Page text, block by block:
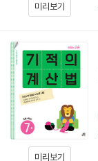
미리보기
미리보기